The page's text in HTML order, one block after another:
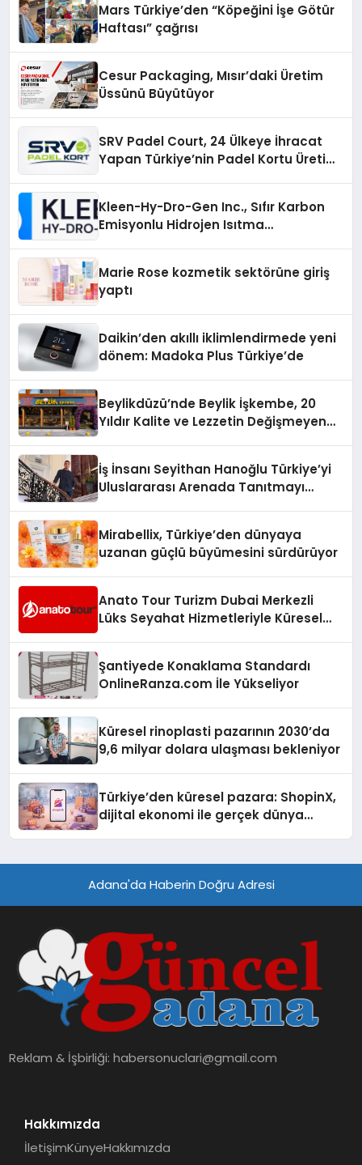
Mars Türkiye’den “Köpeğini İşe Götür
Haftası” çağrısı
Cesur Packaging, Mısır’daki Üretim
Üssünü Büyütüyor
SRV Padel Court, 24 Ülkeye İhracat
Yapan Türkiye’nin Padel Kortu Üretim
Kleen-Hy-Dro-Gen Inc., Sıfır Karbon
Emisyonlu Hidrojen Isıtma
Marie Rose kozmetik sektörüne giriş
yaptı
Daikin’den akıllı iklimlendirmede yeni
dönem: Madoka Plus Türkiye’de
Beylikdüzü’nde Beylik İşkembe, 20
Yıldır Kalite ve Lezzetin Değişmeyen
İş İnsanı Seyithan Hanoğlu Türkiye’yi
Uluslararası Arenada Tanıtmayı
Mirabellix, Türkiye’den dünyaya
uzanan güçlü büyümesini sürdürüyor
Anato Tour Turizm Dubai Merkezli
Lüks Seyahat Hizmetleriyle Küresel
Şantiyede Konaklama Standardı
OnlineRanza.com İle Yükseliyor
Küresel rinoplasti pazarının 2030’da
9,6 milyar dolara ulaşması bekleniyor
Türkiye’den küresel pazara: ShopinX,
dijital ekonomi ile gerçek dünya
Adana'da Haberin Doğru Adresi
Reklam & İşbirliği:habersonuclari@gmail.com
Hakkımızda
İletişimKünyeHakkımızda